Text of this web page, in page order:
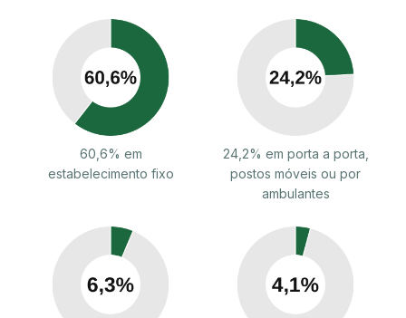
60,6% em
estabelecimento fixo
24,2% em porta a porta,
postos móveis ou por
ambulantes